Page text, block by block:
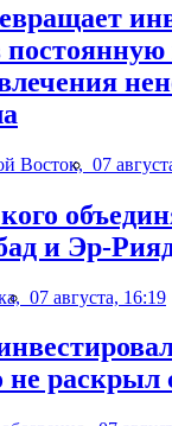
Восток, 07
и Эр-
07 августа, 16:19
не раскрыл